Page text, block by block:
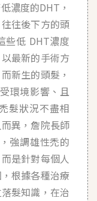
濃度的DHT，
往後下方的頭
些低 DHT濃度
最新的手術方
新生的頭髮，
環境影響、且
髮狀況不盡相
異，詹院長師
強調雄性禿的
是針對每個人
根據各種治療
髮知識，在治